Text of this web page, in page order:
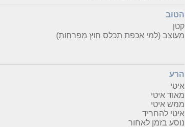
הטוב
קטן
מעוצב (למי אכפת תכלס חוץ מפרחות)
הרע
איטי
מאוד איטי
ממש איטי
איטי להחריד
נוסע בזמן לאחור